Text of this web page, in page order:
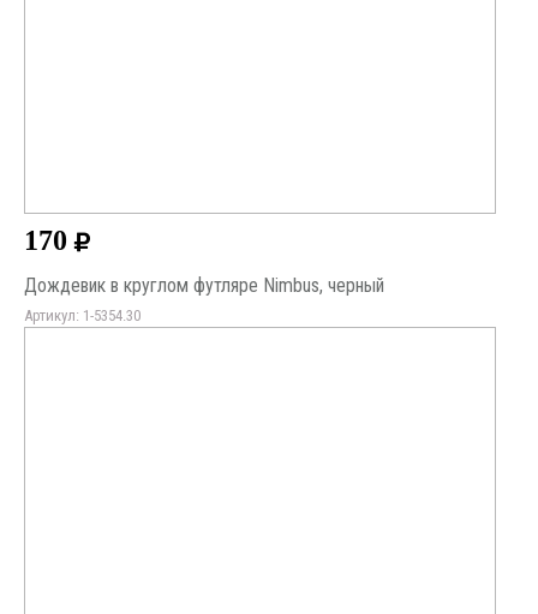
170
Дождевик в круглом футляре Nimbus, черный
Артикул: 1-5354.30